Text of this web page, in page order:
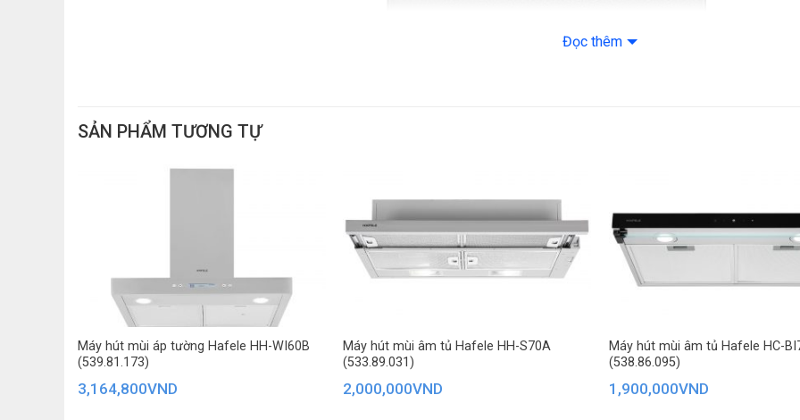
Đọc thêm
SẢN PHẨM TƯƠNG TỰ
Máy hút mùi áp tường Hafele HH-WI60B
(539.81.173)
3,164,800VND
Máy hút mùi âm tủ Hafele HH-S70A
(533.89.031)
2,000,000VND
Máy hút mùi âm tủ Hafele HC-
(538.86.095)
1,900,000VND